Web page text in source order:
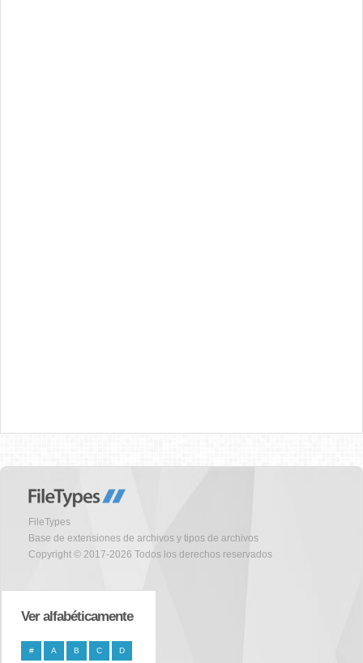
FileTypes
Base de extensiones de archivos y tipos de archivos
Copyright © 2017-2026 Todos los derechos reservados
Ver alfabéticamente
# A B C D